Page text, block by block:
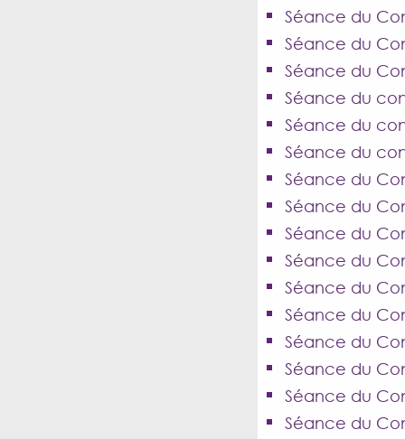
Séance du
Séance du
Séance du
Séance du
Séance du
Séance du
Séance du
Séance du
Séance du
Séance du
Séance du
Séance du
Séance du
Séance du
Séance du
Séance du